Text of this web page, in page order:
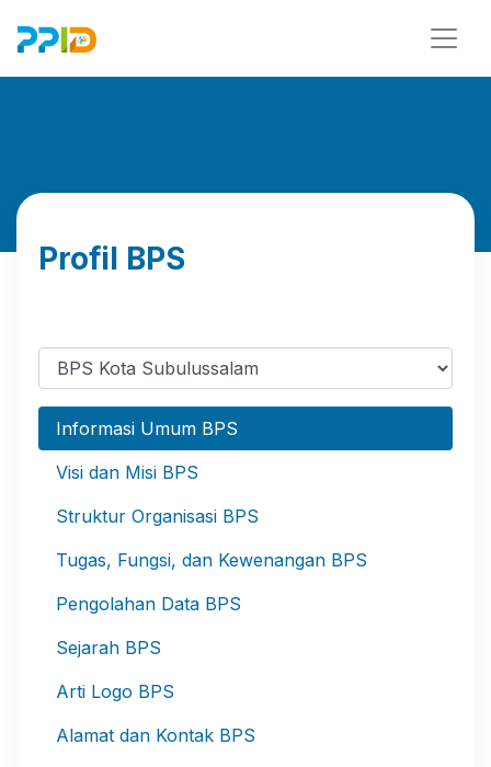
Profil BPS
Informasi Umum BPS
Visi dan Misi BPS
Struktur Organisasi BPS
Tugas, Fungsi, dan Kewenangan BPS
Pengolahan Data BPS
Sejarah BPS
Arti Logo BPS
Alamat dan Kontak BPS